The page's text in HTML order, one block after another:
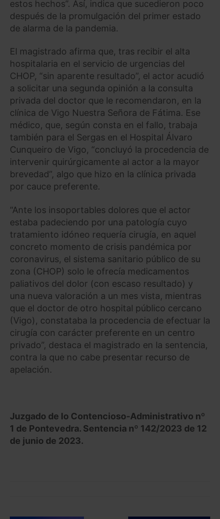
estos hechos”. Así, indica que sucedieron poco
después de la promulgación del primer estado
de alarma de la pandemia.
El magistrado afirma que, tras recibir el alta
hospitalaria en el servicio de urgencias del
CHOP, “sin aparente resultado”, el actor acudió
a solicitar una segunda opinión a la consulta
privada del doctor que le recomendaron, en la
clínica de Vigo Nuestra Señora de Fátima. Ese
médico, que, según consta en el fallo, trabaja
también para el Sergas en el Hospital Álvaro
Cunqueiro de Vigo, “concluyó la procedencia de
intervenir quirúrgicamente al actor a la mayor
brevedad”, algo que hizo en la clínica privada
por cauce preferente.
“Ante los insoportables dolores que el actor
estaba padeciendo por una patología cuyo
tratamiento idóneo requería cirugía, en aquel
concreto momento de crisis pandémica por
coronavirus, el sistema sanitario público de su
zona (CHOP) solo le ofrecía medicamentos
paliativos del dolor (con escaso resultado) y
una nueva valoración a un mes vista, mientras
que el doctor de otro hospital público cercano
(Vigo), constataba la procedencia de efectuar la
cirugía con carácter preferente en un centro
privado”, destaca el magistrado en la sentencia,
contra la que no cabe presentar recurso de
apelación.
Juzgado de lo Contencioso-Administrativo nº
1 de Pontevedra. Sentencia nº 142/2023 de 12
de junio de 2023.